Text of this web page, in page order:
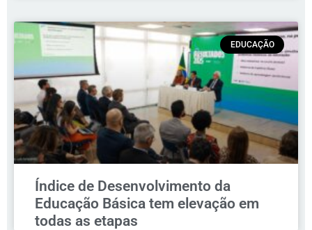
EDUCAÇÃO
Índice de Desenvolvimento da
Educação Básica tem elevação em
todas as etapas